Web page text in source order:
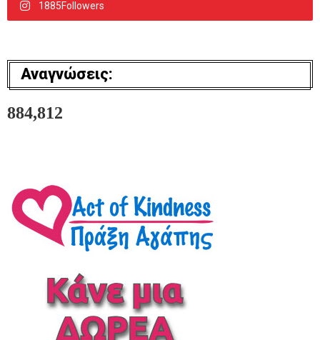
1885Followers
Αναγνώσεις:
884,812